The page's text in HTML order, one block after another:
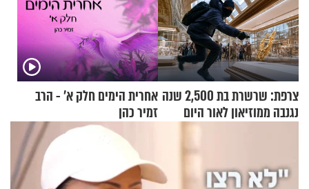
צרפת: שרשרת בת 2,500 שנה
נגנבה ממוזיאון לאור היום
אחרית הימים חלק א’ - הרב
זמיר כהן